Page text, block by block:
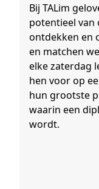
Bij TALim
potentieel van
ontdekken en
en matchen
elke zaterdag
hen voor op
hun grootste
waarin een
wordt.